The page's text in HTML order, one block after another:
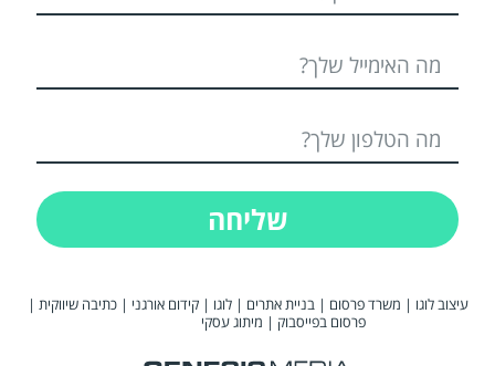
שליחה
עיצוב לוגו | משרד פרסום |בניית אתרים |לוגו |קידום אורגני |כתיבה שיווקית |
פרסום בפייסבוק | מיתוג עסקי